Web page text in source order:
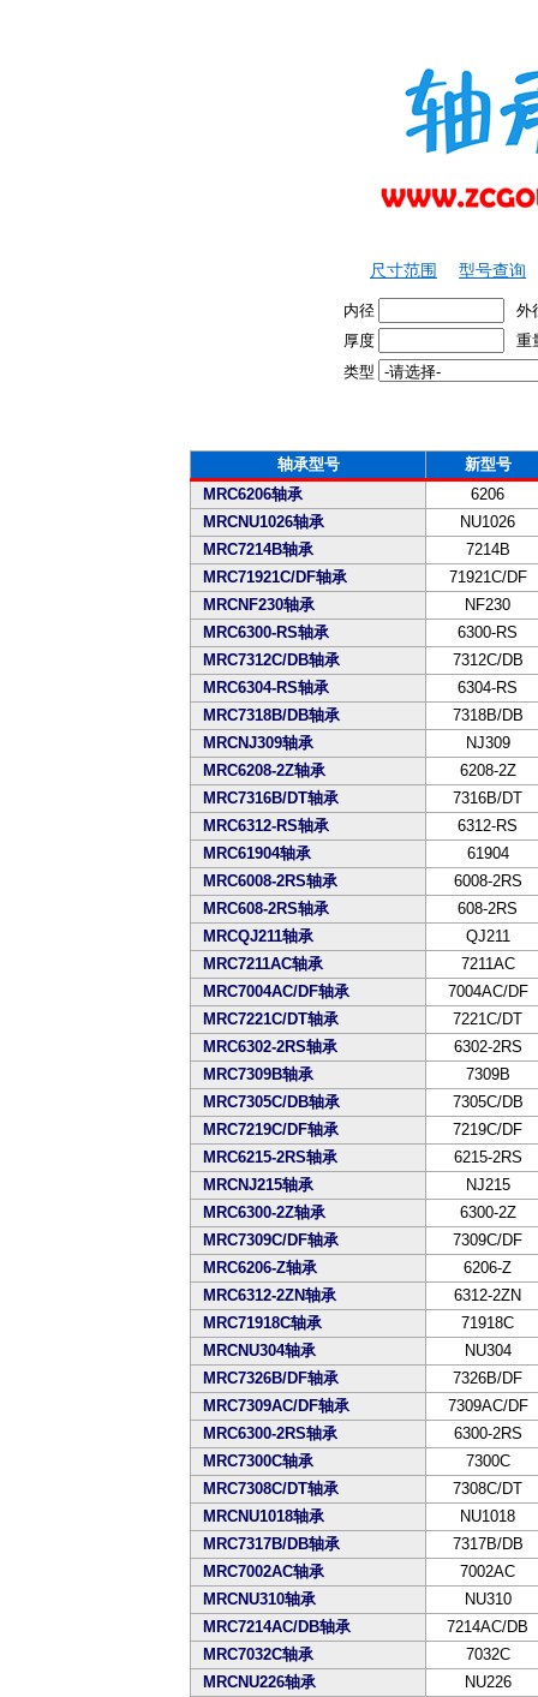
尺寸范围 型号查询
内径
外
厚度
重
类型
轴承型号
新型号
MRC6206轴承
6206
MRCNU1026轴承
NU1026
MRC7214B轴承
7214B
MRC71921C/DF轴承
71921C/DF
MRCNF230轴承
NF230
MRC6300-RS轴承
6300-RS
MRC7312C/DB轴承
7312C/DB
MRC6304-RS轴承
6304-RS
MRC7318B/DB轴承
7318B/DB
MRCNJ309轴承
NJ309
MRC6208-2Z轴承
6208-2Z
MRC7316B/DT轴承
7316B/DT
MRC6312-RS轴承
6312-RS
MRC61904轴承
61904
MRC6008-2RS轴承
6008-2RS
MRC608-2RS轴承
608-2RS
MRCQJ211轴承
QJ211
MRC7211AC轴承
7211AC
MRC7004AC/DF轴承
7004AC/DF
MRC7221C/DT轴承
7221C/DT
MRC6302-2RS轴承
6302-2RS
MRC7309B轴承
7309B
MRC7305C/DB轴承
7305C/DB
MRC7219C/DF轴承
7219C/DF
MRC6215-2RS轴承
6215-2RS
MRCNJ215轴承
NJ215
MRC6300-2Z轴承
6300-2Z
MRC7309C/DF轴承
7309C/DF
MRC6206-Z轴承
6206-Z
MRC6312-2ZN轴承
6312-2ZN
MRC71918C轴承
71918C
MRCNU304轴承
NU304
MRC7326B/DF轴承
7326B/DF
MRC7309AC/DF轴承
7309AC/DF
MRC6300-2RS轴承
6300-2RS
MRC7300C轴承
7300C
MRC7308C/DT轴承
7308C/DT
MRCNU1018轴承
NU1018
MRC7317B/DB轴承
7317B/DB
MRC7002AC轴承
7002AC
MRCNU310轴承
NU310
MRC7214AC/DB轴承
7214AC/DB
MRC7032C轴承
7032C
MRCNU226轴承
NU226